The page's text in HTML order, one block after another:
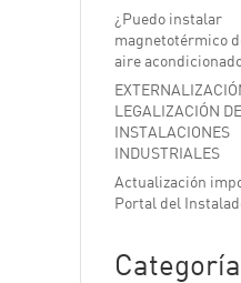
¿Puedo instalar
magnetotérmico
aire
LEGALIZACIÓN DE
INSTALACIONES
INDUSTRIALES
Actualización
Portal del